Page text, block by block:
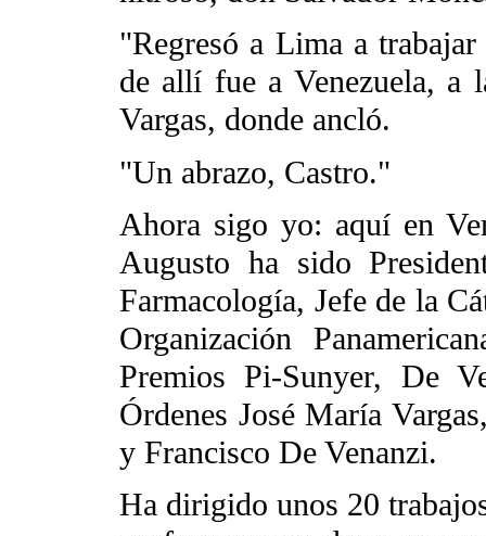
"Regresó a Lima a
de allí fue a Venezuela, a
Vargas, donde ancló.
"Un abrazo, Castro."
Ahora sigo yo: aquí en
Augusto ha sido
Farmacología, Jefe de la
Organización
Premios Pi-Sunyer, De
Órdenes José María
y Francisco De Venanzi.
Ha dirigido unos 20